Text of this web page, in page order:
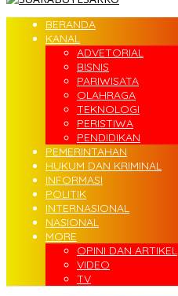
BERANDA
KANAL
ADVETORIAL
BISNIS
PARIWISATA
OLAHRAGA
TEKNOLOGI
PERISTIWA
PENDIDIKAN
PEMERINTAHAN
HUKUM DAN KRIMINAL
INFORMASI
POLITIK
INTERNASIONAL
NASIONAL
MORE
OPINI DAN ARTIKEL
VIDEO
TV